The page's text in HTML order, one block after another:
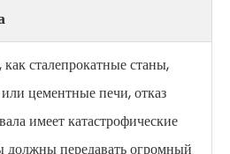
сталепрокатные станы,
цементные печи, отказ
имеет катастрофические
должны передавать огромный